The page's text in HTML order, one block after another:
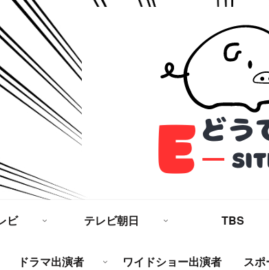
ビ テレビ朝日 TBS
ドラマ出演者 ワイドショー出演者 ス